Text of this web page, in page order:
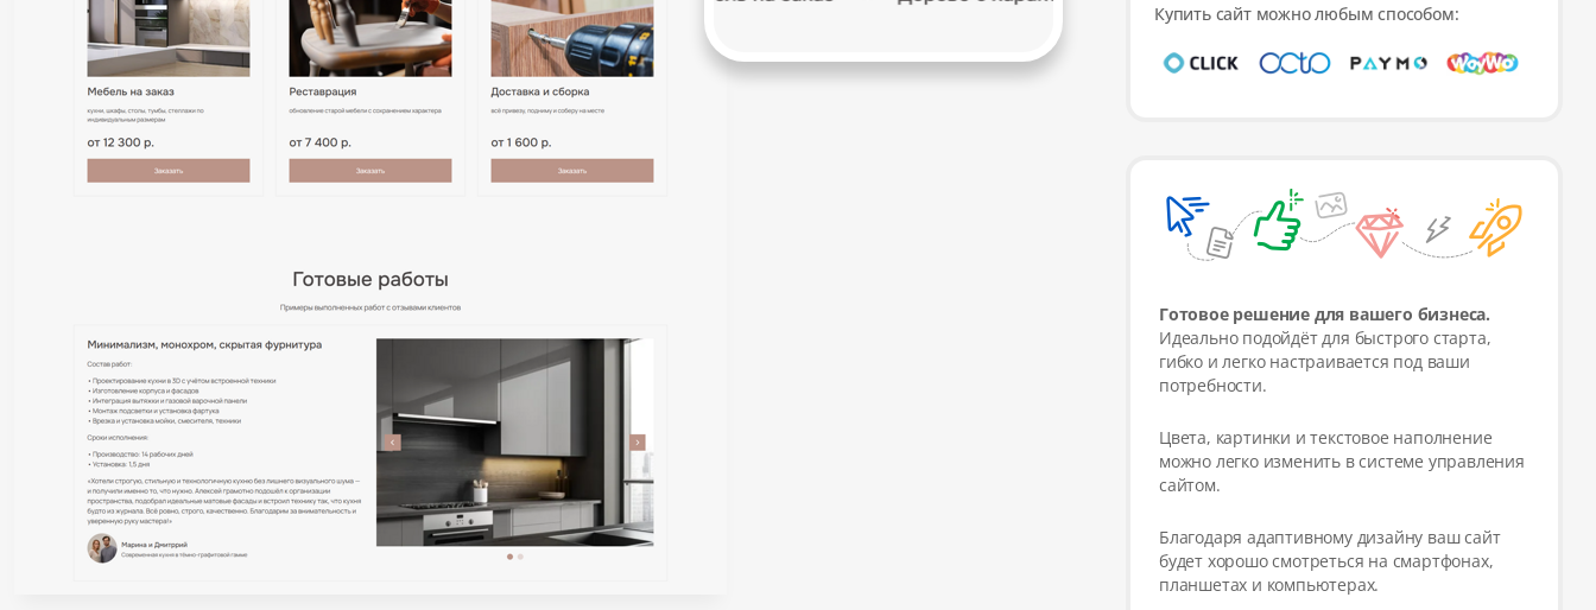
Купить сайт можно любым способом:
Готовое решение для вашего бизнеса.
Идеально подойдёт для быстрого старта,
гибко и легко настраивается под ваши
потребности.
Цвета, картинки и текстовое наполнение
можно легко изменить в системе управления
сайтом.
Благодаря адаптивному дизайну ваш сайт
будет хорошо смотреться на смартфонах,
планшетах и компьютерах.